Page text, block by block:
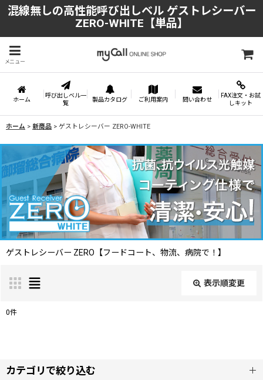
混線無しの高性能呼び出しベル ゲストレシーバー
ZERO-WHITE【単品】
メニュー
ホーム
呼び出しベル一
覧
製品カタログ ご利用案内 問い合わせ
FAX注文・お試
しキット
ホーム > 新商品 > ゲストレシーバー ZERO-WHITE
ゲストレシーバー ZERO【フードコート、物流、病院で！】
表示順変更
並び順 :
0件
カテゴリで絞り込む